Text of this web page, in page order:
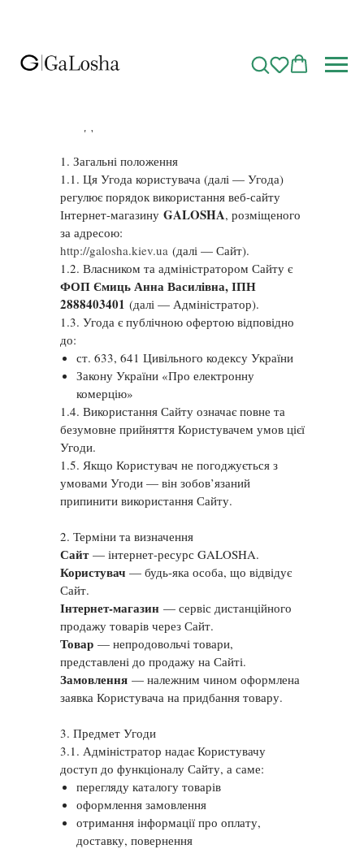
1. Загальні положення
1.1. Ця Угода користувача (далі — Угода)
регулює порядок використання веб-сайту
Інтернет-магазину GALOSHA, розміщеного
за адресою:
http://galosha.kiev.ua (далі — Сайт).
1.2. Власником та адміністратором Сайту є
ФОП Ємиць Анна Василівна, ІПН
2888403401 (далі — Адміністратор).
1.3. Угода є публічною офертою відповідно
до:
ст. 633, 641 Цивільного кодексу України
Закону України «Про електронну
комерцію»
1.4. Використання Сайту означає повне та
безумовне прийняття Користувачем умов цієї
Угоди.
1.5. Якщо Користувач не погоджується з
умовами Угоди — він зобов’язаний
припинити використання Сайту.
2. Терміни та визначення
Сайт— інтернет-ресурс GALOSHA.
Користувач — будь-яка особа, що відвідує
Сайт.
Інтернет-магазин — сервіс дистанційного
продажу товарів через Сайт.
Товар — непродовольчі товари,
представлені до продажу на Сайті.
Замовлення — належним чином оформлена
заявка Користувача на придбання товару.
3. Предмет Угоди
3.1. Адміністратор надає Користувачу
доступ до функціоналу Сайту, а саме:
перегляду каталогу товарів
оформлення замовлення
отримання інформації про оплату,
доставку, повернення